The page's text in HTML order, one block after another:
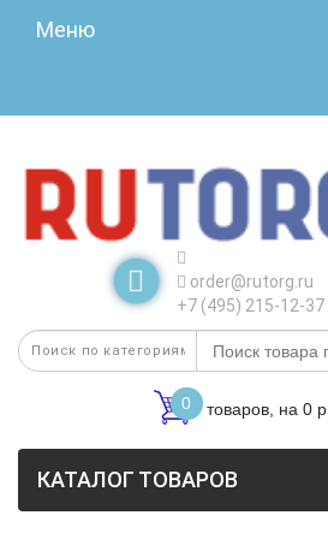
Меню
order@rutorg.ru
+7 (495) 215-12-37
0 товаров, на 0 р.
КАТАЛОГ ТОВАРОВ